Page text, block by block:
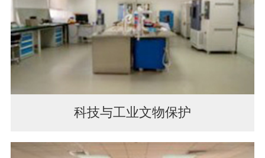
科技与工业文物保护